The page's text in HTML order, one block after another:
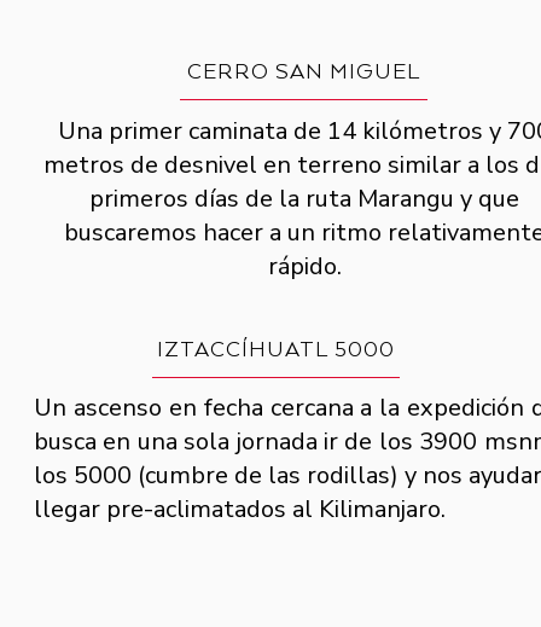
CERRO SAN MIGUEL
Una primer caminata de 14 kilómetros y
metros de desnivel en terreno similar a los
primeros días de la ruta Marangu y que
buscaremos hacer a un ritmo
rápido.
IZTACCÍHUATL 5000
Un ascenso en fecha cercana a la expedición
busca en una sola jornada ir de los 3900
los 5000 (cumbre de las rodillas) y nos
llegar pre-aclimatados al Kilimanjaro.